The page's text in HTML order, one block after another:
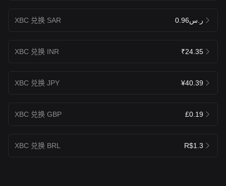
XBC 兑换 SAR ر.س0.96
XBC 兑换 INR ₹24.35
XBC 兑换 JPY ¥40.39
XBC 兑换 GBP £0.19
XBC 兑换 BRL R$1.3